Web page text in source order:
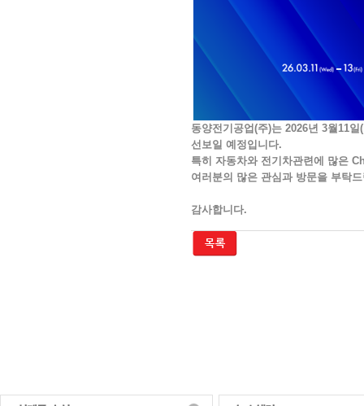
동양전기공업(주)는 2026년 3월11
선보일 예정입니다.
특히 자동차와 전기차관련에 많은
여러분의 많은 관심과 방문을 부탁
감사합니다.